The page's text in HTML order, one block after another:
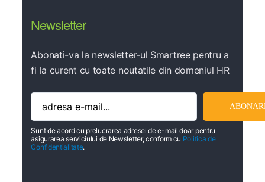
Newsletter
Abonati-va la newsletter-ul Smartree pentru a
fi la curent cu toate noutatile din domeniul HR
Sunt de acord cu prelucrarea adresei de e-mail doar pentru
asigurarea serviciului de Newsletter, conform cu Politica de
Confidentialitate.